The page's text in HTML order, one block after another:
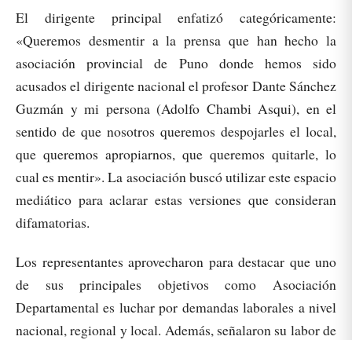
El dirigente principal enfatizó categóricamente:
«Queremos desmentir a la prensa que han hecho la
asociación provincial de Puno donde hemos sido
acusados el dirigente nacional el profesor Dante Sánchez
Guzmán y mi persona (Adolfo Chambi Asqui), en el
sentido de que nosotros queremos despojarles el local,
que queremos apropiarnos, que queremos quitarle, lo
cual es mentir». La asociación buscó utilizar este espacio
mediático para aclarar estas versiones que consideran
difamatorias.
Los representantes aprovecharon para destacar que uno
de sus principales objetivos como Asociación
Departamental es luchar por demandas laborales a nivel
nacional, regional y local. Además, señalaron su labor de